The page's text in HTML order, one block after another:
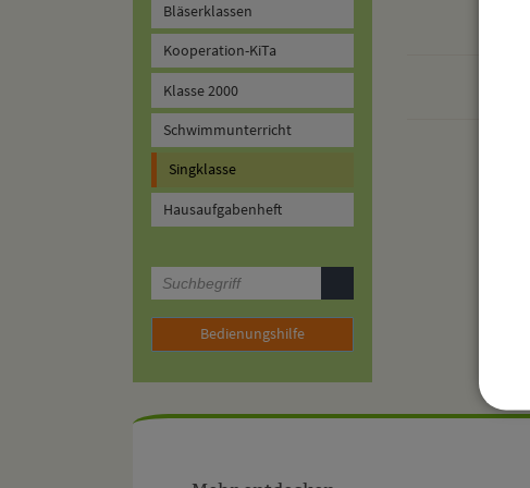
Bläserklassen
Kooperation-KiTa
Klasse 2000
Schwimmunterricht
Singklasse
Hausaufgabenheft
Bedienungshilfe